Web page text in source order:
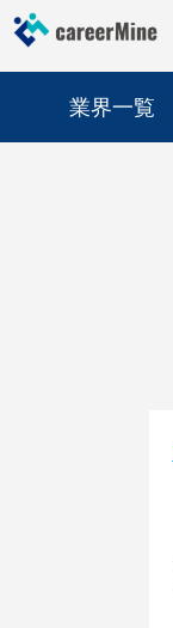
業界一覧